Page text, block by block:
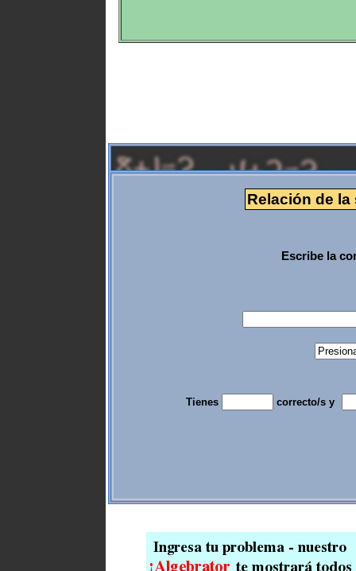
Relación de
Escribe la
Tienes correcto/s y